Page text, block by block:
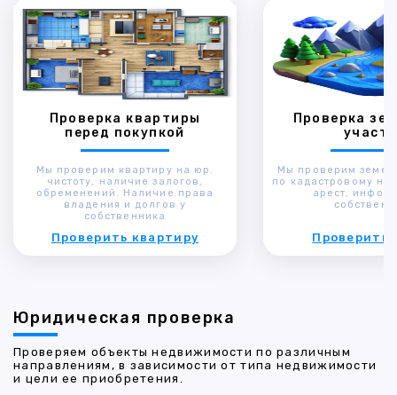
Проверка квартиры
перед покупкой
Мы проверим квартиру на юр.
чистоту, наличие залогов,
обременений. Наличие права
владения и долгов у
собственника
Проверить квартиру
Проверка
Мы проверим
по кадастровому
арест,
Проверить
Юридическая проверка
Проверяем объекты недвижимости по различным
направлениям, в зависимости от типа недвижимости
и цели ее приобретения.